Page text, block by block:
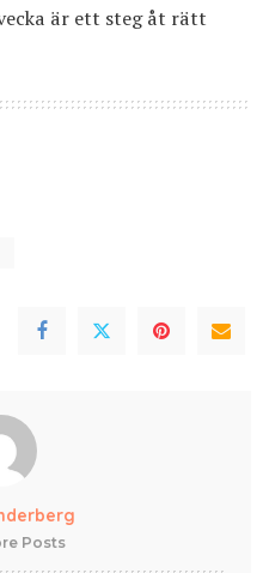
är ett steg åt rätt
Posts